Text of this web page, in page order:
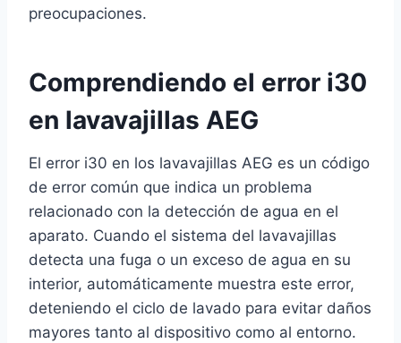
preocupaciones.
Comprendiendo el error i30
en lavavajillas AEG
El error i30 en los lavavajillas AEG es un código
de error común que indica un problema
relacionado con la detección de agua en el
aparato. Cuando el sistema del lavavajillas
detecta una fuga o un exceso de agua en su
interior, automáticamente muestra este error,
deteniendo el ciclo de lavado para evitar daños
mayores tanto al dispositivo como al entorno.